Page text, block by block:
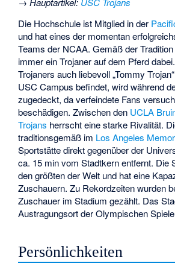
Die Hochschule ist Mitglied in der
und hat eines der momentan
Teams der NCAA. Gemäß der
immer ein Trojaner auf dem Pferd
Trojaners auch liebevoll „Tommy
USC Campus befindet, wird während
zugedeckt, da verfeindete Fans
beschädigen. Zwischen den UCLA
Trojans herrscht eine starke Rivalität.
traditionsgemäß im Los Angeles
Sportstätte direkt gegenüber der
ca. 15 min vom Stadtkern entfernt. Die
den größten der Welt und hat eine
Zuschauern. Zu Rekordzeiten wurden
Zuschauer im Stadium gezählt. Das
Austragungsort der Olympischen
Persönlichkeiten